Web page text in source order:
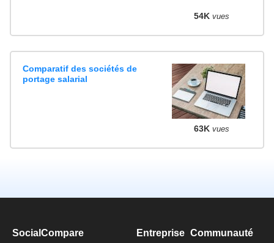
54K vues
Comparatif des sociétés de
portage salarial
63K vues
SocialCompare Entreprise Communauté